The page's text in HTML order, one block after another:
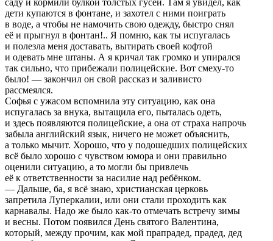
дети купаются в фонтане, и захотел с ними поиграть
в воде, а чтобы не намочить свою одежду, быстро снял
её и прыгнул в фонтан!.. Я помню, как ты испугалась
и полезла меня доставать, вытирать своей кофтой
и одевать мне штаны. А я кричал так громко и упирался
так сильно, что прибежали полицейские. Вот смеху-то
было! — закончил он свой рассказ и заливисто
рассмеялся.
Софья с ужасом вспомнила эту ситуацию, как она
испугалась за внука, вытащила его, пыталась одеть,
и здесь появляются полицейские, а она от страха напрочь
забыла английский язык, ничего не может объяснить,
а только мычит. Хорошо, что у подошедших полицейских
всё было хорошо с чувством юмора и они правильно
оценили ситуацию, а то могли бы привлечь
её к ответственности за насилие над ребёнком.
— Дальше, ба, я всё знаю, христианская церковь
запретила Луперкалии, или они стали проходить как
карнавалы. Надо же было как-то отмечать встречу зимы
и весны. Потом появился День святого Валентина,
который, между прочим, как мой прапрадед, прадед, дед